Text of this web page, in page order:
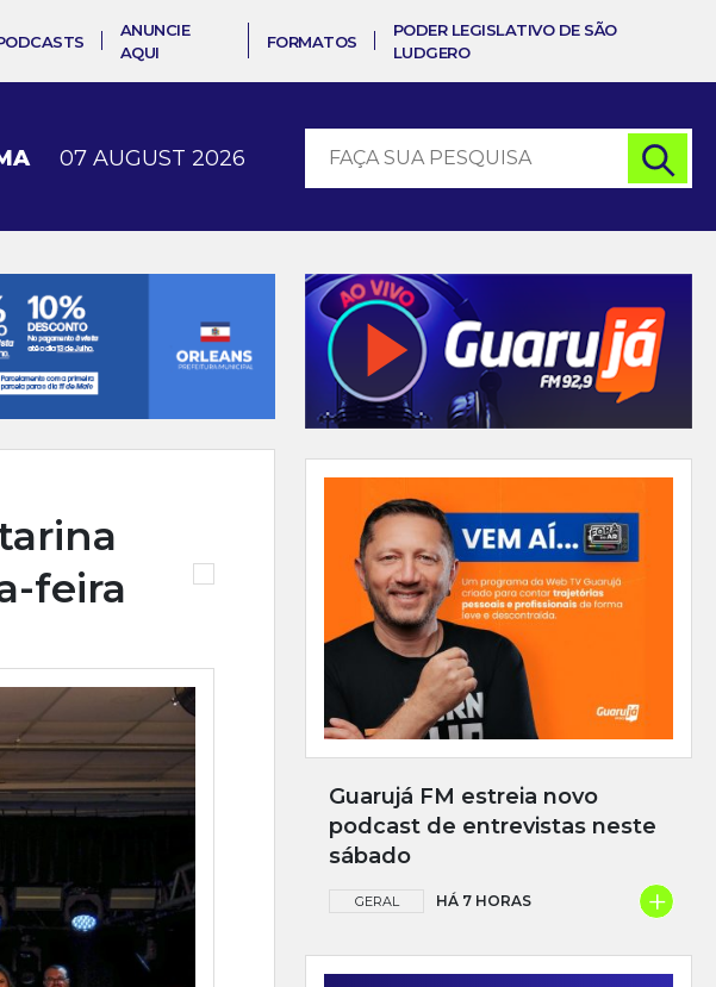
ANUNCIE
AQUI
FORMATOS
PODER LEGISLATIVO DE SÃO
LUDGERO
07 AUGUST 2026
feira
Guarujá FM estreia novo
podcast de entrevistas neste
sábado
GERAL HÁ 7 HORAS +